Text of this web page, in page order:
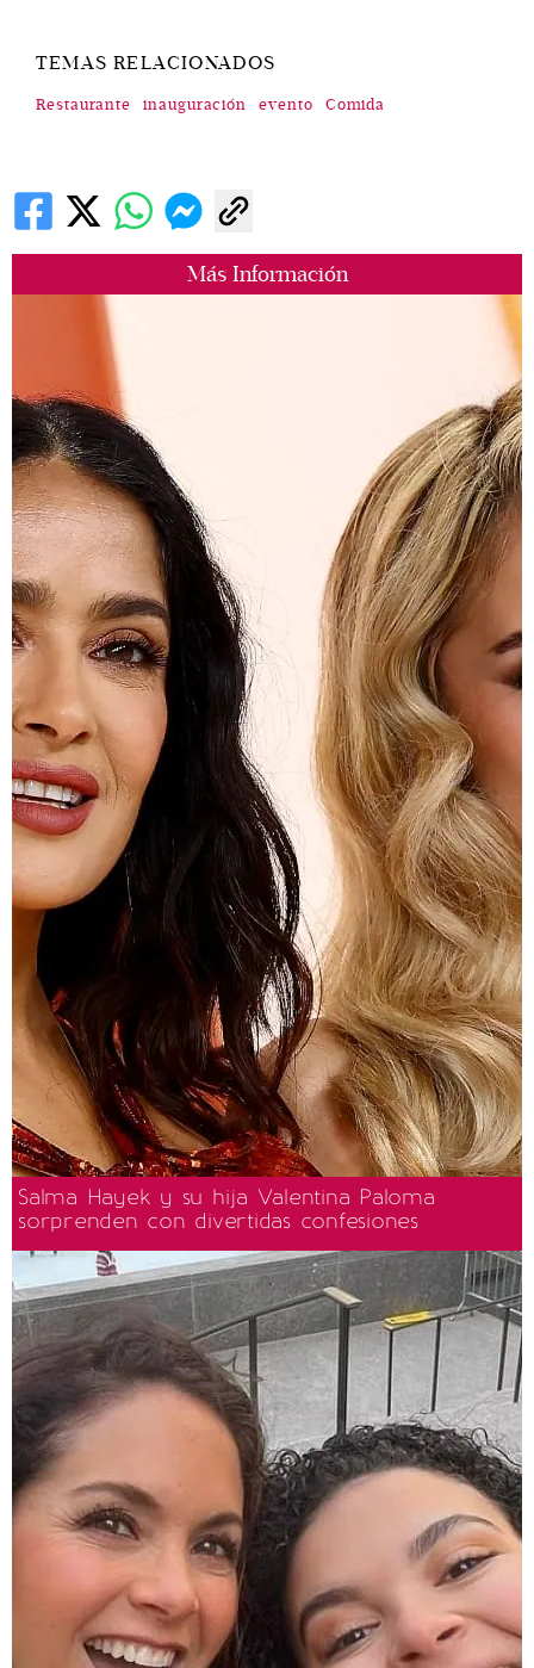
Más Información
Salma Hayek y su hija Valentina Paloma
sorprenden con divertidas confesiones
TEMAS RELACIONADOS
Restaurante inauguración evento Comida